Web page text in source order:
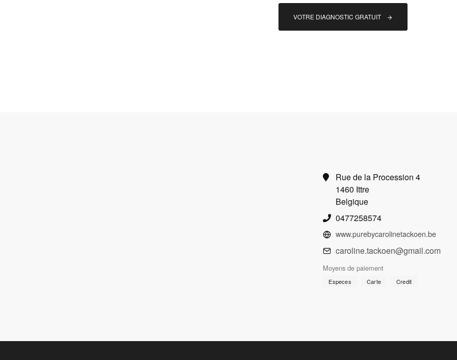
VOTRE DIAGNOSTIC GRATUIT
Rue de la Procession 4
1460 Ittre
Belgique
0477258574
www.purebycarolinetackoen.be
caroline.tackoen@gmail.com
Moyens de paiement
Especes Carte Credit